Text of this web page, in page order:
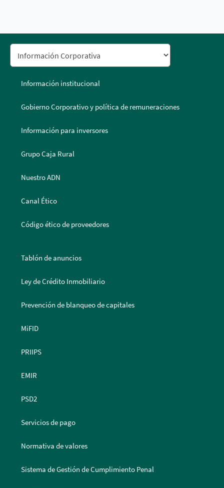
Información institucional
Gobierno Corporativo y política de remuneraciones
Información para inversores
Grupo Caja Rural
Nuestro ADN
Canal Ético
Código ético de proveedores
Tablón de anuncios
Ley de Crédito Inmobiliario
Prevención de blanqueo de capitales
MiFID
PRIIPS
EMIR
PSD2
Servicios de pago
Normativa de valores
Sistema de Gestión de Cumplimiento Penal